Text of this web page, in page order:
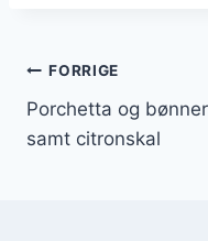
FORRIGE
Porchetta og bønner
samt citronskal